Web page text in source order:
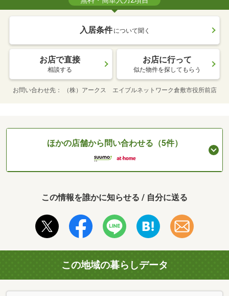
入居条件 について聞く
お店で直接
相談する
お店に行って
似た物件を探してもらう
お問い合わせ先 （株）アークス エイブルネットワーク倉敷市役所前店
ほかの店舗から問い合わせる（5件）
この情報を誰かに知らせる / 自分に送る
この地域の暮らしデータ